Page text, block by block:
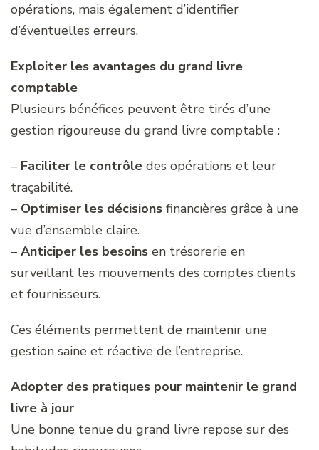
opérations, mais également d’identifier
d’éventuelles erreurs.
Exploiter les avantages du grand livre
comptable
Plusieurs bénéfices peuvent être tirés d’une
gestion rigoureuse du grand livre comptable :
– Faciliter le contrôle des opérations et leur
traçabilité.
– Optimiser les décisions financières grâce à une
vue d’ensemble claire.
– Anticiper les besoins en trésorerie en
surveillant les mouvements des comptes clients
et fournisseurs.
Ces éléments permettent de maintenir une
gestion saine et réactive de l’entreprise.
Adopter des pratiques pour maintenir le grand
livre à jour
Une bonne tenue du grand livre repose sur des